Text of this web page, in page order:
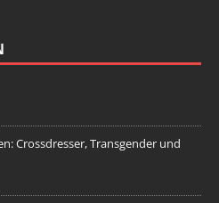
Crossdresser, Transgender und